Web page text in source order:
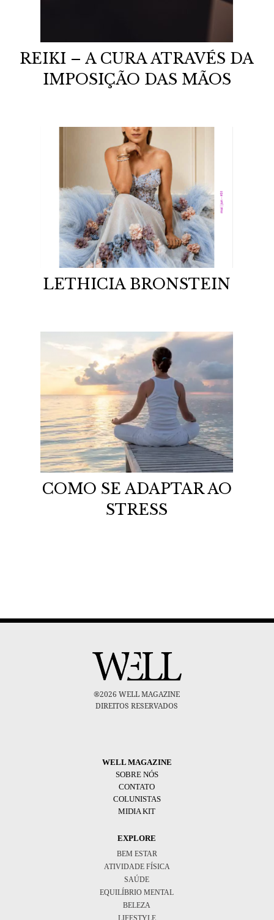
REIKI – A CURA ATRAVÉS DA
IMPOSIÇÃO DAS MÃOS
LETHICIA BRONSTEIN
COMO SE ADAPTAR AO
STRESS
®2026 WELL MAGAZINE
DIREITOS RESERVADOS
WELL MAGAZINE
SOBRE NÓS
CONTATO
COLUNISTAS
MIDIA KIT
EXPLORE
BEM ESTAR
ATIVIDADE FÍSICA
SAÚDE
EQUILÍBRIO MENTAL
BELEZA